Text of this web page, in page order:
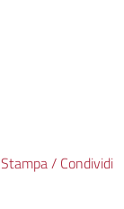
Stampa / Condividi